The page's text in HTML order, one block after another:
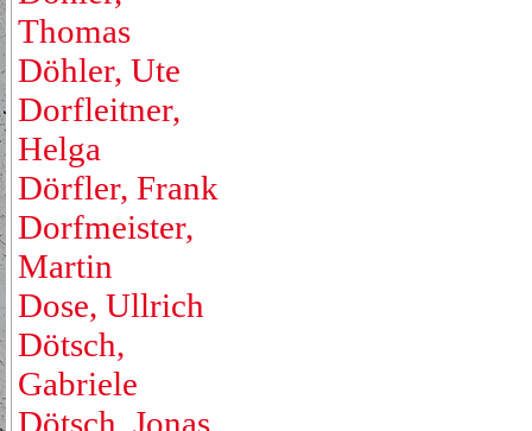
Thomas
Döhler, Ute
Dorfleitner,
Helga
Dörfler, Frank
Dorfmeister,
Martin
Dose, Ullrich
Dötsch,
Gabriele
Dötsch, Jonas